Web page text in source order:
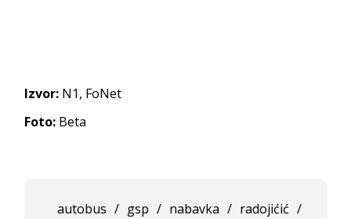
Izvor: N1, FoNet
Foto: Beta
autobus / gsp / nabavka / radojićić /